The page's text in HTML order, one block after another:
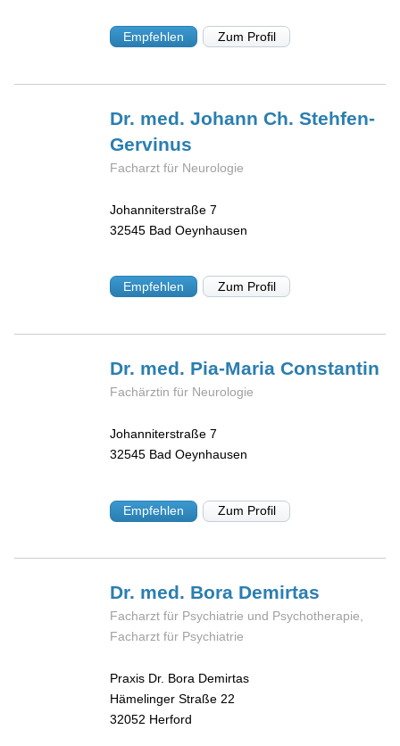
Empfehlen Zum Profil
Dr. med. JohannCh. Stehfen-
Gervinus
Facharzt für Neurologie
Johanniterstraße 7
32545 Bad Oeynhausen
Empfehlen Zum Profil
Dr. med. Pia-MariaConstantin
Fachärztin für Neurologie
Johanniterstraße 7
32545 Bad Oeynhausen
Empfehlen Zum Profil
Dr. med. Bora Demirtas
Facharzt für Psychiatrie und Psychotherapie,
Facharzt für Psychiatrie
Praxis Dr. Bora Demirtas
Hämelinger Straße 22
32052 Herford